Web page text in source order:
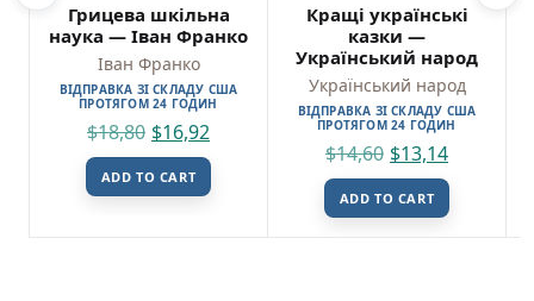
Грицева шкільна
наука — Іван Франко
Іван Франко
ВІДПРАВКА ЗІ СКЛАДУ США
ПРОТЯГОМ 24 ГОДИН
$18,80 $16,92
ADD TO CART
Кращі українські
казки —
Український народ
Український народ
ВІДПРАВКА ЗІ СКЛАДУ США
ПРОТЯГОМ 24 ГОДИН
$14,60 $13,14
ADD TO CART